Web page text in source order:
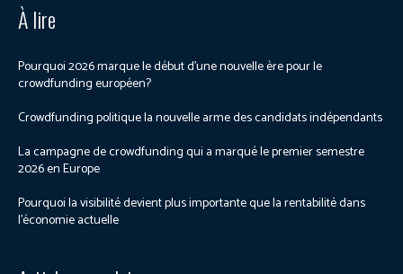
À lire
Pourquoi 2026 marque le début d’une nouvelle ère pour le
crowdfunding européen?
Crowdfunding politique la nouvelle arme des candidats indépendants
La campagne de crowdfunding qui a marqué le premier semestre
2026 en Europe
Pourquoi la visibilité devient plus importante que la rentabilité dans
l’économie actuelle